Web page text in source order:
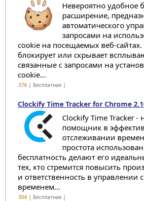
Невероятно удобное
расширение,
автоматического
запросами на
cookie на посещаемых веб-
блокирует или скрывает
связанные с запросами на
cookie...
376| Бесплатная |
Clockify Time Tracker for Chrome
Clockify Time Tracker
помощник в
отслеживании
простота
бесплатность делают его
тех, кто стремится повысить
и ответственность в управлении
временем...
304| Бесплатная |